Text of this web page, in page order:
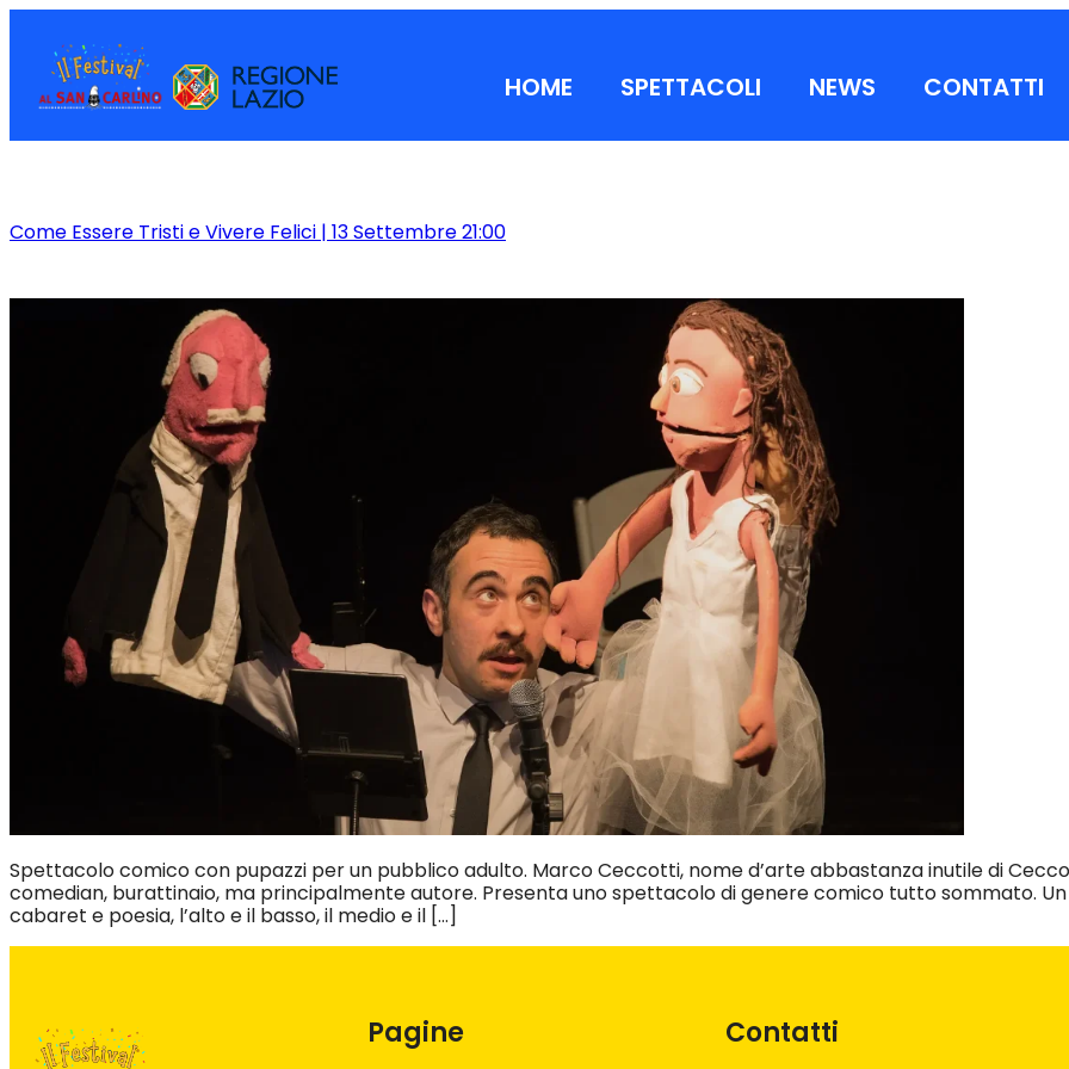
HOME SPETTACOLI NEWS CONTATTI
Come Essere Tristi e Vivere Felici | 13 Settembre 21:00
Spettacolo comico con pupazzi per un pubblico adulto. Marco Ceccotti, nome d’arte abbastanza inutile di
comedian, burattinaio, ma principalmente autore. Presenta uno spettacolo di genere comico tutto sommato.
cabaret e poesia, l’alto e il basso, il medio e il […]
Pagine Contatti